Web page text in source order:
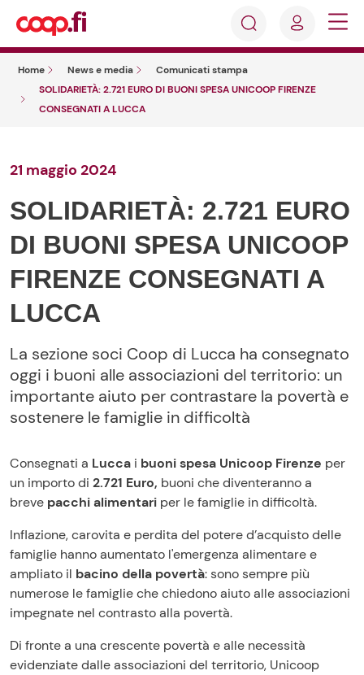
Accedi
Registrati
Home News e media
Comunicati stampa
SOLIDARIETÀ: 2.721 EURO DI BUONI SPESA UNICOOP FIRENZE
CONSEGNATI A LUCCA
21 maggio 2024
SOLIDARIETÀ: 2.721 EURO
DI BUONI SPESA UNICOOP
FIRENZE CONSEGNATI A
LUCCA
La sezione soci Coop di Lucca ha consegnato
oggi i buoni alle associazioni del territorio: un
importante aiuto per contrastare la povertà e
sostenere le famiglie in difficoltà
Consegnati a Lucca i buoni spesa Unicoop Firenze per
un importo di 2.721 Euro, buoni che diventeranno a
breve pacchi alimentari per le famiglie in difficoltà.
Inflazione, carovita e perdita del potere d’acquisto delle
famiglie hanno aumentato l'emergenza alimentare e
ampliato il bacino della povertà: sono sempre più
numerose le famiglie che chiedono aiuto alle associazioni
impegnate nel contrasto alla povertà.
Di fronte a una crescente povertà e alle necessità
evidenziate dalle associazioni del territorio, Unicoop